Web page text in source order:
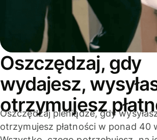
Oszczędzaj, gdy
wydajesz,
otrzymujesz
Oszczędzaj pieniądze, gdy
otrzymujesz płatności w ponad 40